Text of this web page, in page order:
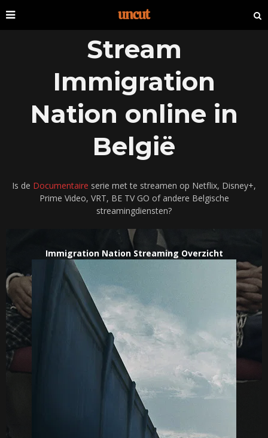
Stream
Immigration
Nation online in
België
Is de Documentaire serie met te streamen op Netflix, Disney+,
Prime Video, VRT, BE TV GO of andere Belgische
streamingdiensten?
Immigration Nation Streaming Overzicht